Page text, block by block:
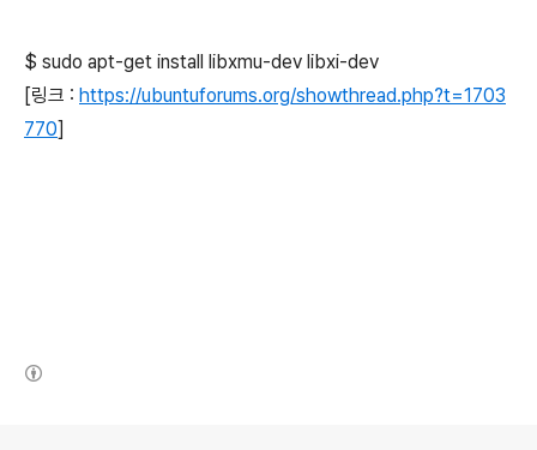
$ sudo apt-get install libxmu-dev libxi-dev
[링크 : https://ubuntuforums.org/showthread.php?t=1703
770]